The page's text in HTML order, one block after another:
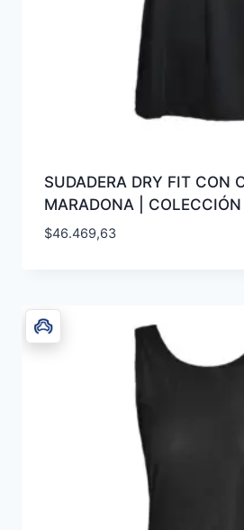
SUDADERA DRY FIT CON
MARADONA |
$46.469,63